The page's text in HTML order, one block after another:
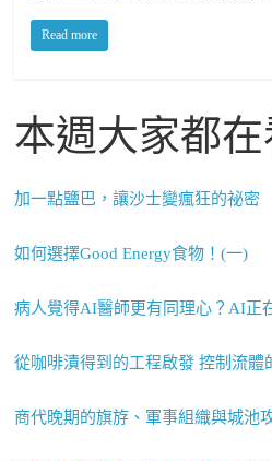
Read more
本週大家都在
加一點鹽巴，讓沙士變瘋狂的祕密
如何選擇Good Energy食物！(一)
病人覺得AI醫師更有同理心？AI正
從咖啡漬得到的工程啟發 控制流體
商代晚期的旗斿、軍事組織與城池